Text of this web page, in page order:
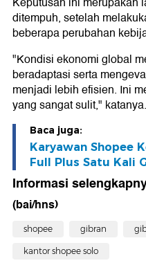
ditempuh, setelah
beberapa perubahan
"Kondisi ekonomi global
beradaptasi serta
menjadi lebih efisien. Ini
yang sangat sulit," katanya.
Baca juga:
Karyawan Shopee
Full Plus Satu Kali
Informasi
(bai/hns)
shopee gibran
kantor shopee solo